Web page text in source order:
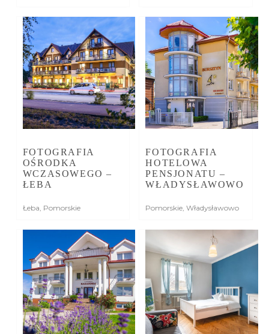
FOTOGRAFIA
OŚRODKA
WCZASOWEGO –
ŁEBA
Łeba, Pomorskie
FOTOGRAFIA
HOTELOWA
PENSJONATU –
WŁADYSŁAWOWO
Pomorskie,Władysławowo